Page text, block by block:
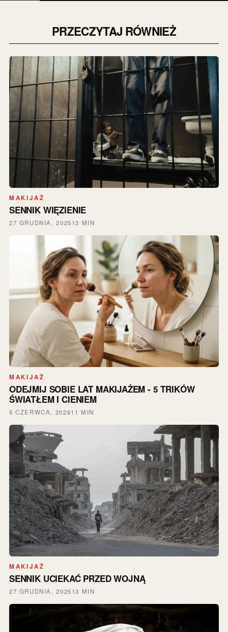
PRZECZYTAJ RÓWNIEŻ
MAKIJAŻ
SENNIK WIĘZIENIE
27 GRUDNIA, 202513 MIN
MAKIJAŻ
ODEJMIJ SOBIE LAT MAKIJAŻEM - 5 TRIKÓW
ŚWIATŁEM I CIENIEM
5 CZERWCA, 202611 MIN
MAKIJAŻ
SENNIK UCIEKAĆ PRZED WOJNĄ
27 GRUDNIA, 202513 MIN